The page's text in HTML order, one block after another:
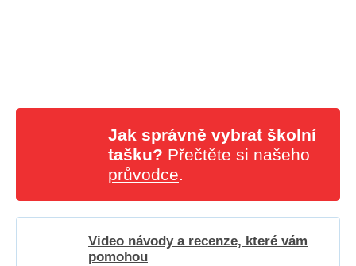
Jak správně vybrat školní
tašku? Přečtěte si našeho
průvodce.
Video návody a recenze, které vám
pomohou